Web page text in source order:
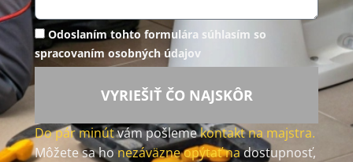
Odoslaním tohto formulára súhlasím so
spracovaním osobných údajov
VYRIEŠIŤ ČO NAJSKÔR
Do pár minútvám pošlemekontakt na majstra.
Môžete sa honezáväzne opýtať nadostupnosť,